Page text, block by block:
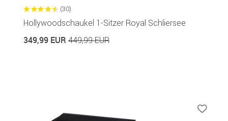
(30)
Hollywoodschaukel 1-Sitzer Royal Schliersee
349,99 EUR 449,99 EUR